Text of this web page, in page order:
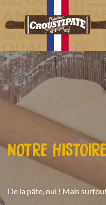
NOTRE
De la pâte, oui ! Mais